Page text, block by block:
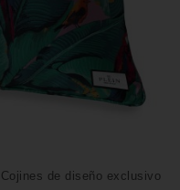
de diseño exclusivo